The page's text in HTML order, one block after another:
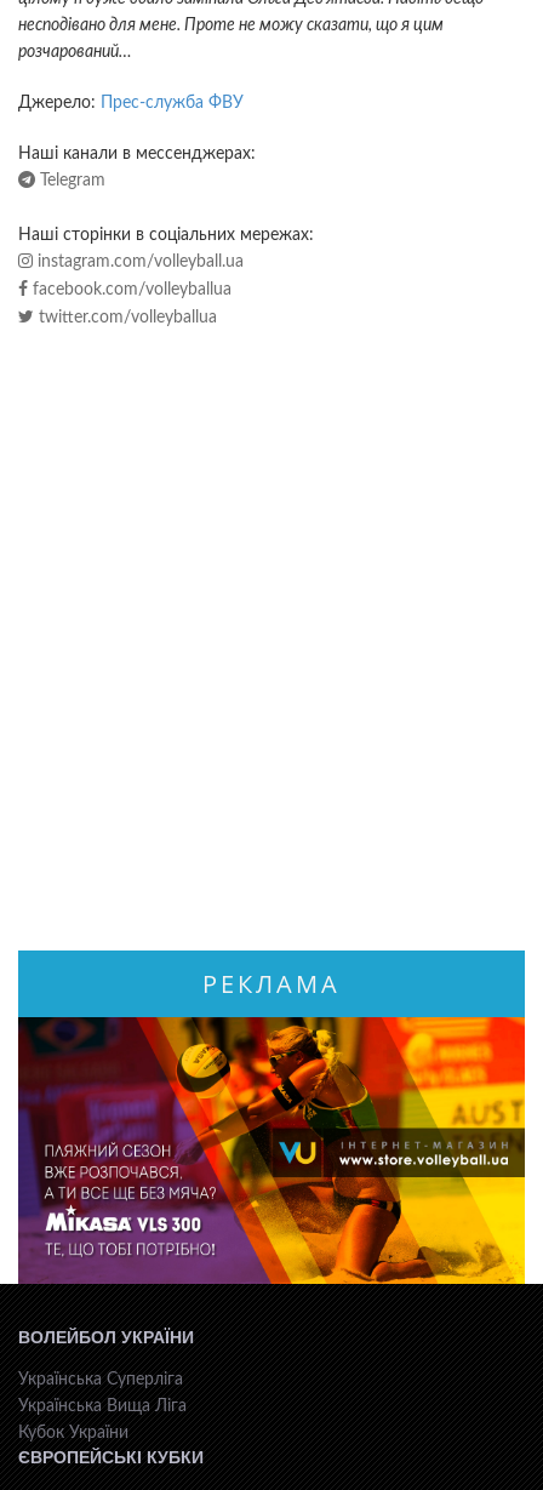
несподівано для мене. Проте не можу сказати, що я цим
розчарований…
Джерело: Прес-служба ФВУ
Наші канали в мессенджерах:
Telegram
Наші сторінки в соціальних мережах:
instagram.com/volleyball.ua
facebook.com/volleyballua
twitter.com/volleyballua
РЕКЛАМА
ВОЛЕЙБОЛ УКРАЇНИ
Українська Суперліга
Українська Вища Ліга
Кубок України
ЄВРОПЕЙСЬКІ КУБКИ